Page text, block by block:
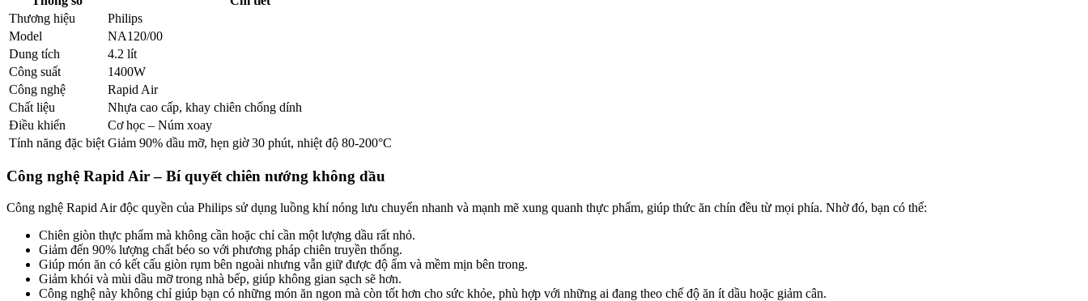
Thương hiệu
Philips
Model
NA120/00
Dung tích
4.2 lít
Công suất
1400W
Công nghệ
Rapid Air
Chất liệu
Nhựa cao cấp, khay chiên chống dính
Điều khiển
Cơ học – Núm xoay
Tính năng đặc biệt Giảm 90% dầu mỡ, hẹn giờ 30 phút, nhiệt độ 80-200°C
Công nghệ Rapid Air – Bí quyết chiên nướng không dầu
Công nghệ Rapid Air độc quyền của Philips sử dụng luồng khí nóng lưu chuyển nhanh và mạnh mẽ xung quanh thực phẩm, giúp thức ăn chín đều từ mọi phía. Nhờ đó, bạn có thể:
Chiên giòn thực phẩm mà không cần hoặc chỉ cần một lượng dầu rất nhỏ.
Giảm đến 90% lượng chất béo so với phương pháp chiên truyền thống.
Giúp món ăn có kết cấu giòn rụm bên ngoài nhưng vẫn giữ được độ ẩm và mềm mịn bên trong.
Giảm khói và mùi dầu mỡ trong nhà bếp, giúp không gian sạch sẽ hơn.
Công nghệ này không chỉ giúp bạn có những món ăn ngon mà còn tốt hơn cho sức khỏe, phù hợp với những ai đang theo chế độ ăn ít dầu hoặc giảm cân.